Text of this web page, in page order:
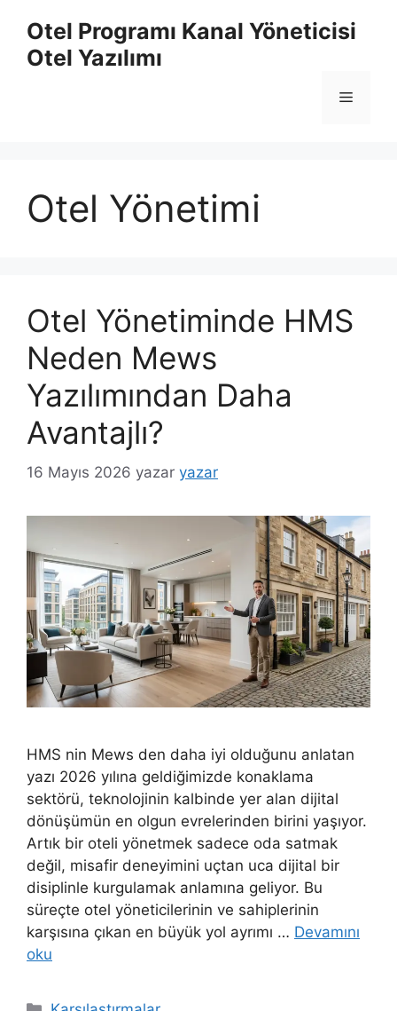
Otel Programı Kanal Yöneticisi
Otel Yazılımı
Menü
Otel Yönetimi
Otel Yönetiminde HMS
Neden Mews
Yazılımından Daha
Avantajlı?
16 Mayıs 2026 yazar yazar
HMS nin Mews den daha iyi olduğunu anlatan
yazı 2026 yılına geldiğimizde konaklama
sektörü, teknolojinin kalbinde yer alan dijital
dönüşümün en olgun evrelerinden birini yaşıyor.
Artık bir oteli yönetmek sadece oda satmak
değil, misafir deneyimini uçtan uca dijital bir
disiplinle kurgulamak anlamına geliyor. Bu
süreçte otel yöneticilerinin ve sahiplerinin
karşısına çıkan en büyük yol ayrımı … Devamını
oku
Kategoriler